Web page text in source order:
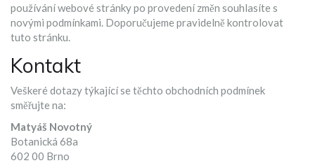
používání webové stránky po provedení změn souhlasíte s
novými podmínkami. Doporučujeme pravidelně kontrolovat
tuto stránku.
Kontakt
Veškeré dotazy týkající se těchto obchodních podmínek
směřujte na:
Matyáš Novotný
Botanická 68a
602 00 Brno